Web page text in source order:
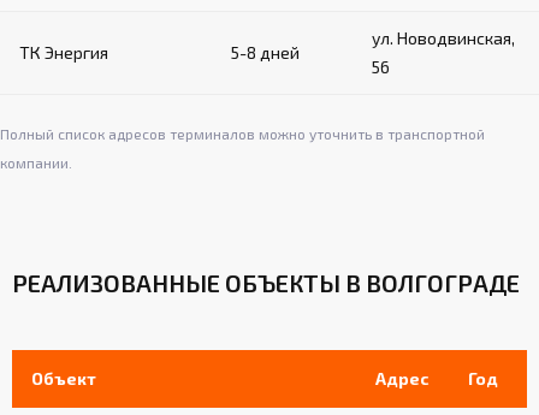
ТК Энергия 5-8 дней
ул. Новодвинская,
56
Полный список адресов терминалов можно уточнить в транспортной
компании.
РЕАЛИЗОВАННЫЕ ОБЪЕКТЫ В ВОЛГОГРАДЕ
Объект Адрес Год